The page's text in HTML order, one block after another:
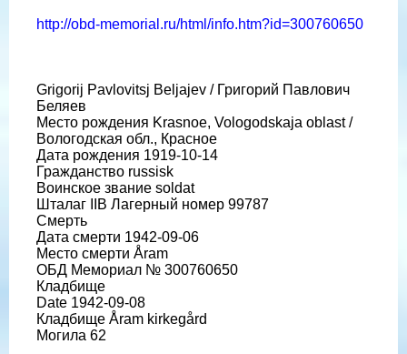
http://obd-memorial.ru/html/info.htm?id=300760650
Grigorij Pavlovitsj Beljajev / Григорий Павлович
Беляев
Место рождения Krasnoe, Vologodskaja oblast /
Вологодская обл., Красное
Дата рождения 1919-10-14
Гражданство russisk
Воинское звание soldat
Шталаг IIB Лагерный номер 99787
Смерть
Дата смерти 1942-09-06
Место смерти Åram
ОБД Мемориал № 300760650
Кладбище
Date 1942-09-08
Кладбище Åram kirkegård
Могила 62